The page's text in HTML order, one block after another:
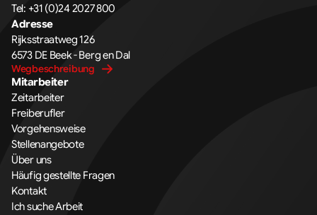
Tel: +31 (0)24 2027 800
Adresse
Rijksstraatweg 126
6573 DE Beek - Berg en Dal
Wegbeschreibung
Mitarbeiter
Zeitarbeiter
Freiberufler
Vorgehensweise
Stellenangebote
Über uns
Häufig gestellte Fragen
Kontakt
Ich suche Arbeit